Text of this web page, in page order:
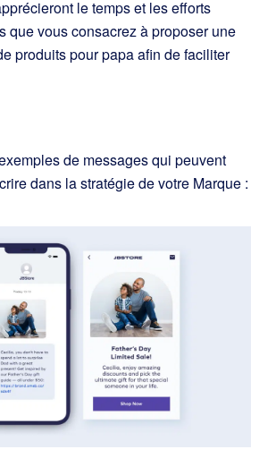
le temps et les efforts
que vous consacrez à proposer une
produits pour papa afin de faciliter
de messages qui peuvent
dans la stratégie de votre Marque :